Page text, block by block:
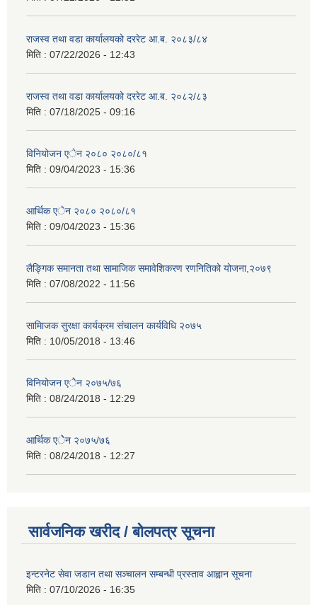
राजस्व तथा वडा कार्यालयको दररेट आ.ब. २०८३/८४
मिति : 07/22/2026 - 12:43
राजस्व तथा वडा कार्यालयको दररेट आ.ब. २०८२/८३
मिति : 07/18/2025 - 09:16
विनियोजन एेन २०८० २०८०/८१
मिति : 09/04/2023 - 15:36
आर्थिक एेन २०८० २०८०/८१
मिति : 09/04/2023 - 15:36
लैङ्गिक समानता तथा सामाजिक समावेशिकरण रणनितिको योजना,२०७९
मिति : 07/08/2022 - 11:56
सामािजक सुरक्षा कार्यक्रम संचालन कार्यविधि २०७५
मिति : 10/05/2018 - 13:46
विनियोजन एेेन २०७५/७६
मिति : 08/24/2018 - 12:29
आर्थिक एेेन २०७५/७६
मिति : 08/24/2018 - 12:27
सार्वजनिक खरीद / बोलपत्र सूचना
इन्टरनेट सेवा जडान तथा सञ्चालन सम्बन्धी प्रस्ताव आह्वान सूचना
मिति : 07/10/2026 - 16:35